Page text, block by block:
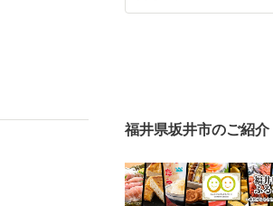
福井県坂井市のご紹介